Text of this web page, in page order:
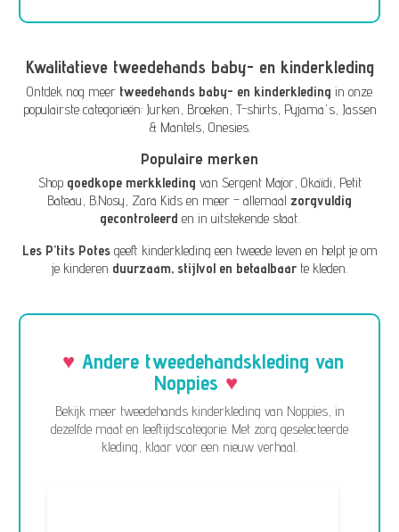
Kwalitatieve tweedehands baby- en kinderkleding
Ontdek nog meer tweedehands baby- en kinderkleding in onze
populairste categorieën: Jurken, Broeken, T-shirts, Pyjama's, Jassen
& Mantels, Onesies.
Populaire merken
Shop goedkope merkkleding van Sergent Major, Okaïdi, Petit
Bateau, B.Nosy, Zara Kids en meer – allemaal zorgvuldig
gecontroleerd en in uitstekende staat.
Les P’tits Potesgeeft kinderkleding een tweede leven en helpt je om
je kinderen duurzaam, stijlvol en betaalbaar te kleden.
Andere tweedehandskleding van
Noppies
Bekijk meer tweedehands kinderkleding van Noppies, in
dezelfde maat en leeftijdscategorie. Met zorg geselecteerde
kleding, klaar voor een nieuw verhaal.